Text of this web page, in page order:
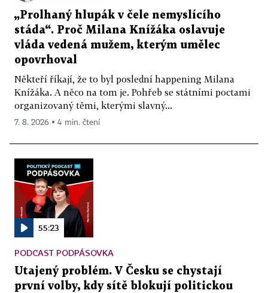
„Prolhaný hlupák v čele nemyslícího
stáda“. Proč Milana Knížáka oslavuje
vláda vedená mužem, kterým umělec
opovrhoval
Někteří říkají, že to byl poslední happening Milana
Knížáka. A něco na tom je. Pohřeb se státními poctami
organizovaný těmi, kterými slavný...
7. 8. 2026 ▪ 4 min. čtení
55:23
PODCAST PODPÁSOVKA
Utajený problém. V Česku se chystají
první volby, kdy sítě blokují politickou